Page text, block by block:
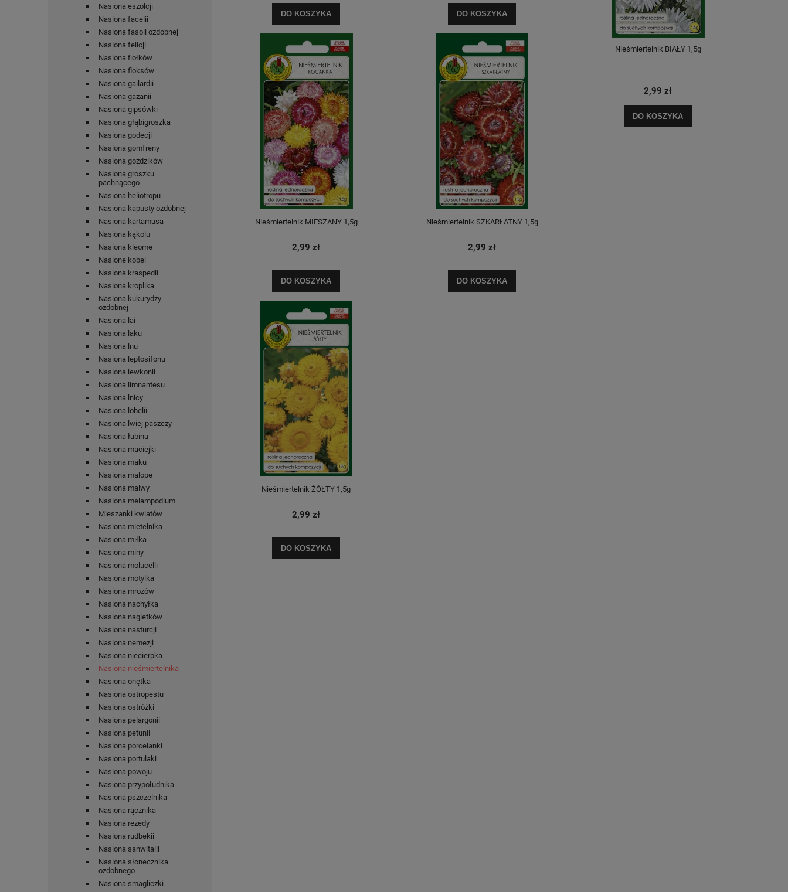
Nasiona eszolcji
Nasiona facelii
Nasiona fasoli ozdobnej
Nasiona felicji
Nasiona fiołków
Nasiona floksów
Nasiona gailardii
Nasiona gazanii
Nasiona gipsówki
Nasiona głąbigroszka
Nasiona godecji
Nasiona gomfreny
Nasiona goździków
Nasiona groszku
pachnącego
Nasiona heliotropu
Nasiona kapusty ozdobnej
Nasiona kartamusa
Nasiona kąkolu
Nasiona kleome
Nasione kobei
Nasiona kraspedii
Nasiona kroplika
Nasiona kukurydzy
ozdobnej
Nasiona lai
Nasiona laku
Nasiona lnu
Nasiona leptosifonu
Nasiona lewkonii
Nasiona limnantesu
Nasiona lnicy
Nasiona lobelii
Nasiona lwiej paszczy
Nasiona łubinu
Nasiona maciejki
Nasiona maku
Nasiona malope
Nasiona malwy
Nasiona melampodium
Mieszanki kwiatów
Nasiona mietelnika
Nasiona miłka
Nasiona miny
Nasiona molucelli
Nasiona motylka
Nasiona mrozów
Nasiona nachyłka
Nasiona nagietków
Nasiona nasturcji
Nasiona nemezji
Nasiona niecierpka
Nasiona nieśmiertelnika
Nasiona onętka
Nasiona ostropestu
Nasiona ostróżki
Nasiona pelargonii
Nasiona petunii
Nasiona porcelanki
Nasiona portulaki
Nasiona powoju
Nasiona przypołudnika
Nasiona pszczelnika
Nasiona rącznika
Nasiona rezedy
Nasiona rudbekii
Nasiona sanwitalii
Nasiona słonecznika
ozdobnego
Nasiona smagliczki
DO KOSZYKA DO KOSZYKA
Nieśmiertelnik MIESZANY 1,5g
2,99 zł
DO KOSZYKA
Nieśmiertelnik SZKARŁATNY 1,5g
2,99 zł
DO KOSZYKA
Nieśmiertelnik ŻÓŁTY 1,5g
2,99 zł
DO KOSZYKA
Nieśmiertelnik BIAŁY 1,5g
2,99 zł
DO KOSZYKA